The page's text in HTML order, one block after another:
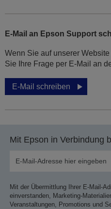
E-Mail an Epson Support
Wenn Sie auf unserer
Sie Ihre Frage per E-Mail an
E-Mail schreiben
Mit Epson in Verbindung
Mit der Übermittlung Ihrer E-Mail-
einverstanden, Marketing-
Veranstaltungen, Promotions und